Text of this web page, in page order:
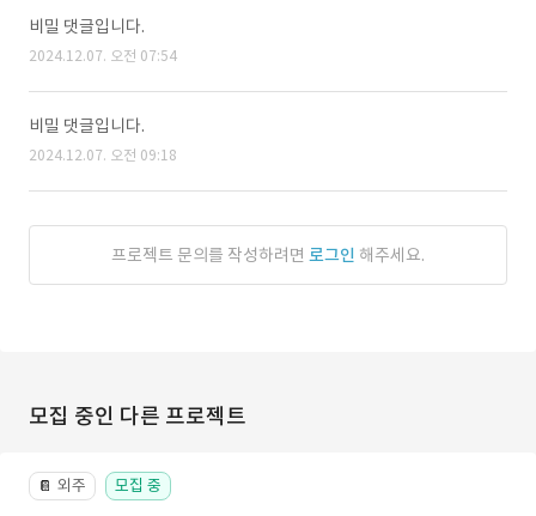
비밀 댓글입니다.
2024.12.07. 오전 07:54
비밀 댓글입니다.
2024.12.07. 오전 09:18
프로젝트 문의를 작성하려면 로그인 해주세요.
모집 중인 다른 프로젝트
📔 외주 모집 중